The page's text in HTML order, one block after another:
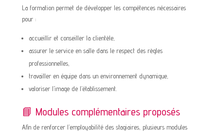
La formation permet de développer les compétences nécessaires
pour :
accueillir et conseiller la clientèle,
assurer le service en salle dans le respect des règles
professionnelles,
travailler en équipe dans un environnement dynamique,
valoriser l’image de l’établissement.
📘 Modules complémentaires proposés
Afin de renforcer l’employabilité des stagiaires, plusieurs modules